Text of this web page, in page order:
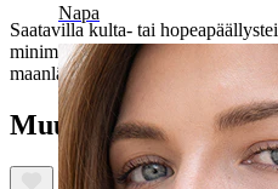
Napa
Saatavilla kulta- tai
minimalistinen kunnianosoitus
maanläheinen ja vaivattoman cool.
Muut ostivat myös